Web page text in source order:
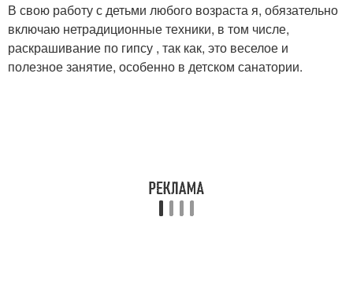
В свою работу с детьми любого возраста я, обязательно
включаю нетрадиционные техники, в том числе,
раскрашивание по гипсу , так как, это веселое и
полезное занятие, особенно в детском санатории.